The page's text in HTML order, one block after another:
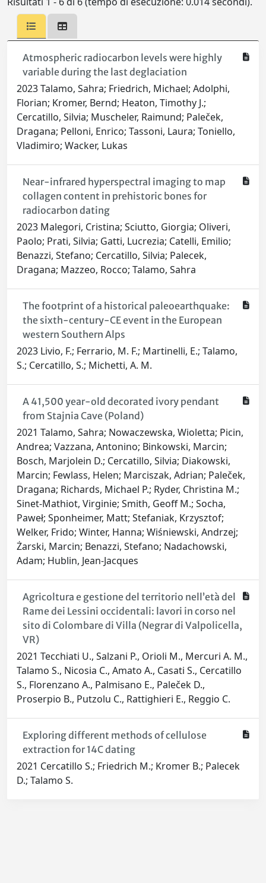
Atmospheric radiocarbon levels were highly
variable during the last deglaciation
2023 Talamo, Sahra; Friedrich, Michael; Adolphi,
Florian; Kromer, Bernd; Heaton, Timothy J.;
Cercatillo, Silvia; Muscheler, Raimund; Paleček,
Dragana; Pelloni, Enrico; Tassoni, Laura; Toniello,
Vladimiro; Wacker, Lukas
Near-infrared hyperspectral imaging to map
collagen content in prehistoric bones for
radiocarbon dating
2023 Malegori, Cristina; Sciutto, Giorgia; Oliveri,
Paolo; Prati, Silvia; Gatti, Lucrezia; Catelli, Emilio;
Benazzi, Stefano; Cercatillo, Silvia; Palecek,
Dragana; Mazzeo, Rocco; Talamo, Sahra
The footprint of a historical paleoearthquake:
the sixth-century-CE event in the European
western Southern Alps
2023 Livio, F.; Ferrario, M. F.; Martinelli, E.; Talamo,
S.; Cercatillo, S.; Michetti, A. M.
A 41,500 year-old decorated ivory pendant
from Stajnia Cave (Poland)
2021 Talamo, Sahra; Nowaczewska, Wioletta; Picin,
Andrea; Vazzana, Antonino; Binkowski, Marcin;
Bosch, Marjolein D.; Cercatillo, Silvia; Diakowski,
Marcin; Fewlass, Helen; Marciszak, Adrian; Paleček,
Dragana; Richards, Michael P.; Ryder, Christina M.;
Sinet-Mathiot, Virginie; Smith, Geoff M.; Socha,
Paweł; Sponheimer, Matt; Stefaniak, Krzysztof;
Welker, Frido; Winter, Hanna; Wiśniewski, Andrzej;
Żarski, Marcin; Benazzi, Stefano; Nadachowski,
Adam; Hublin, Jean-Jacques
Agricoltura e gestione del territorio nell’età del
Rame dei Lessini occidentali: lavori in corso nel
sito di Colombare di Villa (Negrar di Valpolicella,
VR)
2021 Tecchiati U., Salzani P., Orioli M., Mercuri A. M.,
Talamo S., Nicosia C., Amato A., Casati S., Cercatillo
S., Florenzano A., Palmisano E., Paleček D.,
Proserpio B., Putzolu C., Rattighieri E., Reggio C.
Exploring different methods of cellulose
extraction for 14C dating
2021 Cercatillo S.; Friedrich M.; Kromer B.; Palecek
D.; Talamo S.